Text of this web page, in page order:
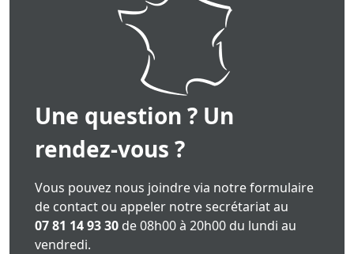
Une question ? Un
rendez-vous ?
Vous pouvez nous joindre via notre formulaire
de contact ou appeler notre secrétariat au
07 81 14 93 30 de 08h00 à 20h00 du lundi au
vendredi.